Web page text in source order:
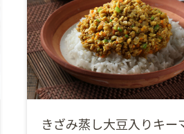
きざみ蒸し大豆入りキー